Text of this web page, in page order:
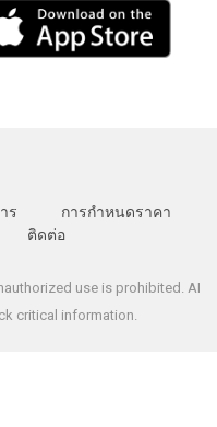
ร
การกำหนดราคา
ติดต่อ
use is prohibited. AI
critical information.